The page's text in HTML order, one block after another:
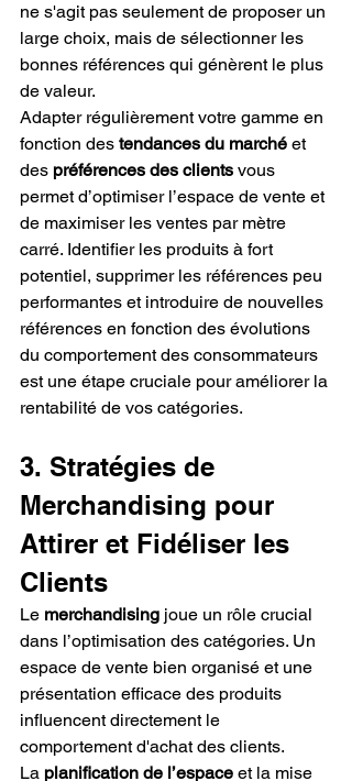
ne s'agit pas seulement de proposer un
large choix, mais de sélectionner les
bonnes références qui génèrent le plus
de valeur.
Adapter régulièrement votre gamme en
fonction des tendances du marché et
des préférences des clients vous
permet d’optimiser l’espace de vente et
de maximiser les ventes par mètre
carré. Identifier les produits à fort
potentiel, supprimer les références peu
performantes et introduire de nouvelles
références en fonction des évolutions
du comportement des consommateurs
est une étape cruciale pour améliorer la
rentabilité de vos catégories.
3. Stratégies de
Merchandising pour
Attirer et Fidéliser les
Clients
Le merchandising joue un rôle crucial
dans l’optimisation des catégories. Un
espace de vente bien organisé et une
présentation efficace des produits
influencent directement le
comportement d'achat des clients.
La planification de l’espace et la mise